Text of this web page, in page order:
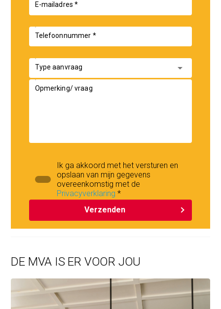
E-mailadres *
Telefoonnummer *
Type aanvraag arrow_drop_down
Opmerking/ vraag
Ik ga akkoord met het versturen en
opslaan van mijn gegevens
overeenkomstig met de
Privacyverklaring *
Verzenden
DE MVA IS ER VOOR JOU